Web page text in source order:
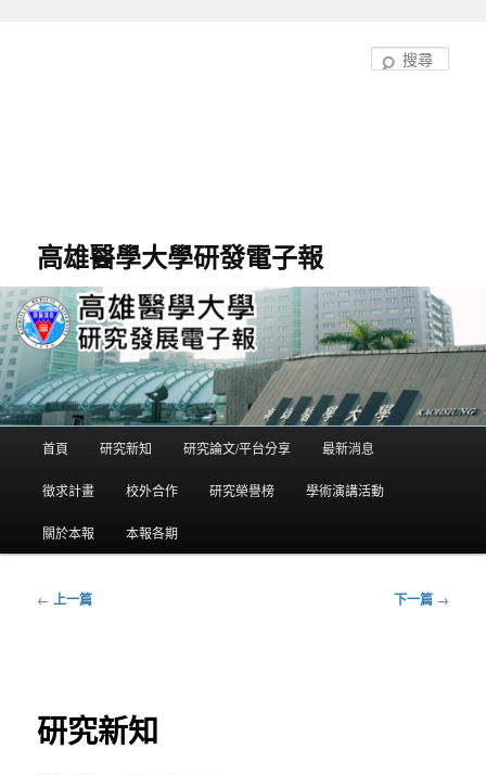
高雄醫學大學研發電子報
單
首頁 研究新知 研究論文/平台分享 最新消息
徵求計畫 校外合作 研究榮譽榜 學術演講活動
關於本報 本報各期
← 上一篇 下一篇 →
研究新知